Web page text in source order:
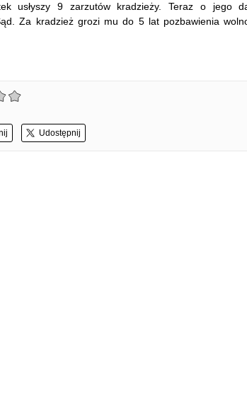
usłyszy 9 zarzutów kradzieży. Teraz o jego
Za kradzież grozi mu do 5 lat pozbawienia
Udostępnij